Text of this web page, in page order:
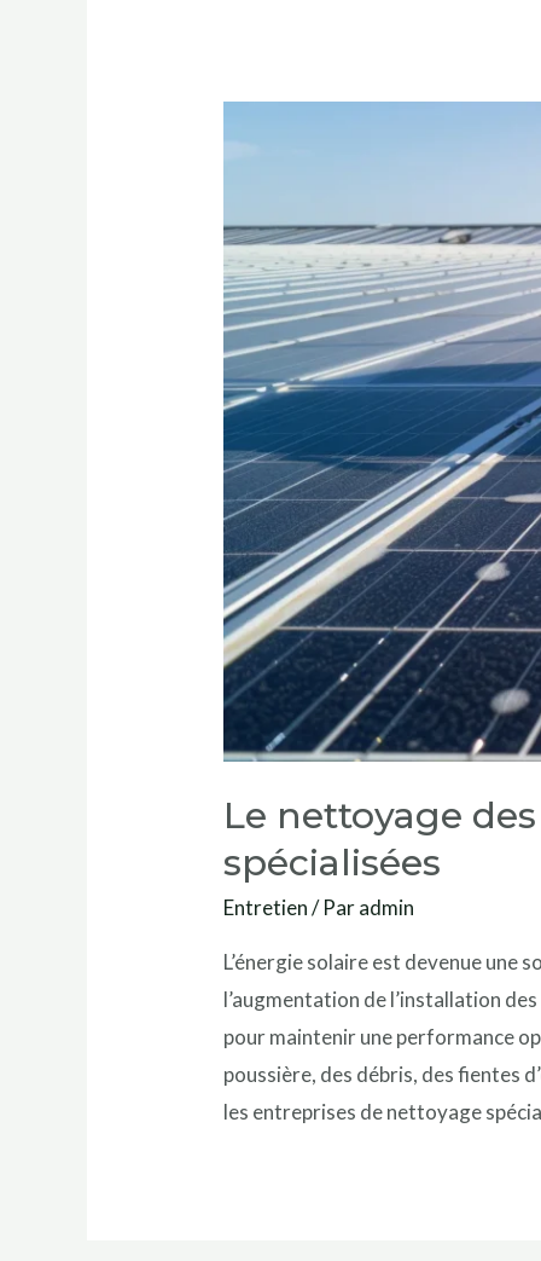
Le nettoyage
spécialisées
Entretien/ Paradmin
L’énergie solaire est devenue une
l’augmentation de l’installation
pour maintenir une performance
poussière, des débris, des fientes
les entreprises de nettoyage